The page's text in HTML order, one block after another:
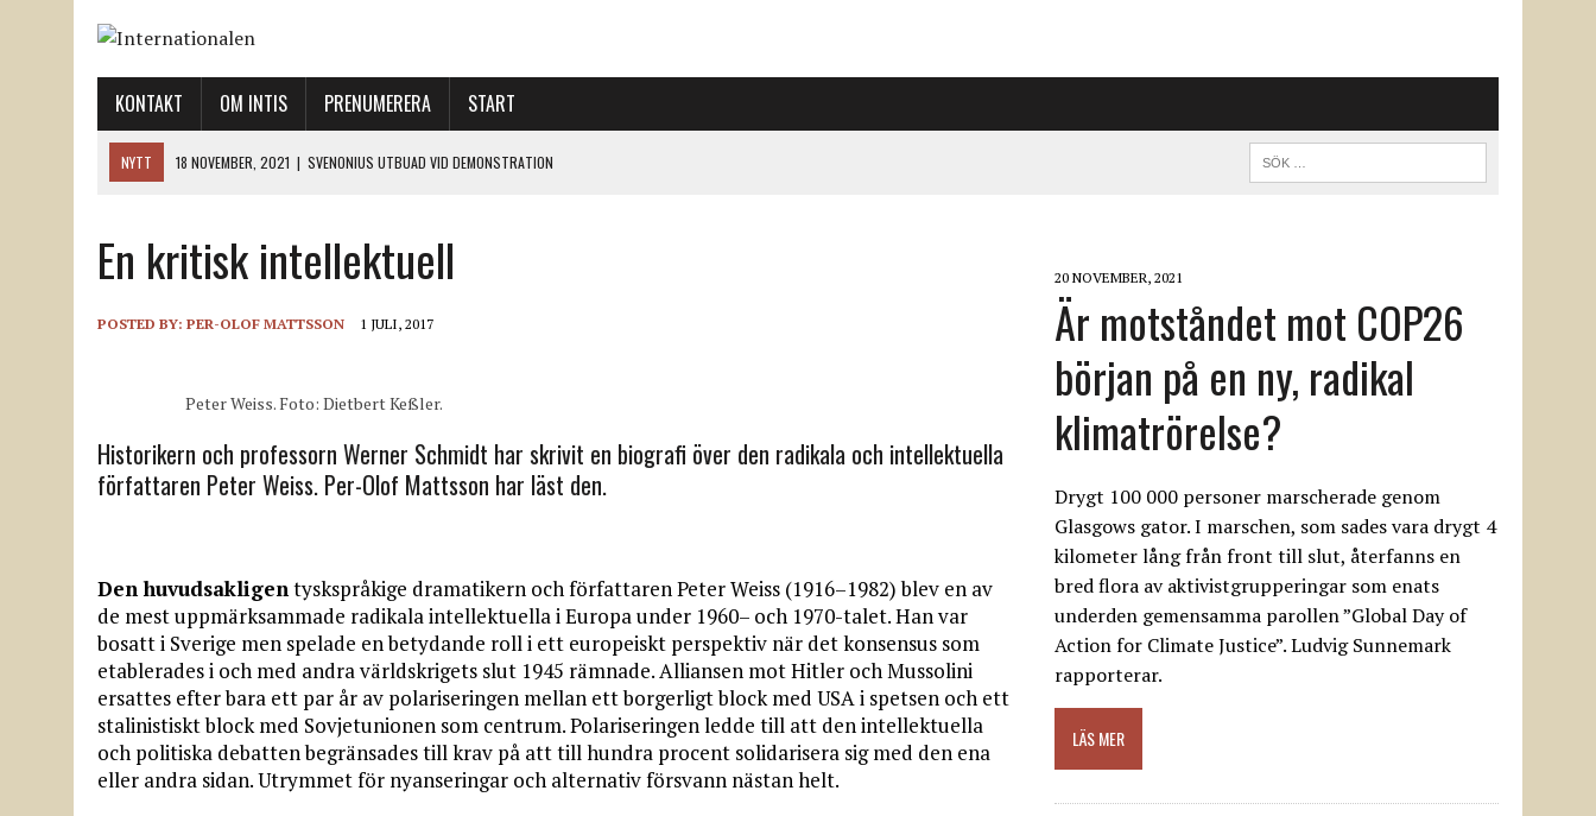
KONTAKT OM INTIS PRENUMERERA START
NYTT 18 NOVEMBER, 2021 | SVENONIUS UTBUAD VID DEMONSTRATION
12 NOVEMBER, 2021
ETT STEG TILL VÄNSTER OCH TVÅ TILL HÖGER PÅ RIGGAD S-KONGRESS
12 NOVEMBER, 2021 |
NÄR DE DÖDA TAR SIG RÖST
12 NOVEMBER, 2021 | ”SVENSKA FACKFÖRBUND BEHÖVER SKÄRPA SITT KLIMATARBETE REJÄLT”
En kritisk intellektuell
POSTED BY: PER-OLOF MATTSSON 1 JULI, 2017
Peter Weiss. Foto: Dietbert Keßler.
Historikern och professorn Werner Schmidt har skrivit en biografi över den radikala och intellektuella
författaren Peter Weiss. Per-Olof Mattsson har läst den.
Den huvudsakligentyskspråkige dramatikern och författaren Peter Weiss (1916–1982) blev en av
de mest uppmärksammade radikala intellektuella i Europa under 1960– och 1970-talet. Han var
bosatt i Sverige men spelade en betydande roll i ett europeiskt perspektiv när det konsensus som
etablerades i och med andra världskrigets slut 1945 rämnade. Alliansen mot Hitler och Mussolini
ersattes efter bara ett par år av polariseringen mellan ett borgerligt block med USA i spetsen och ett
stalinistiskt block med Sovjetunionen som centrum. Polariseringen ledde till att den intellektuella
och politiska debatten begränsades till krav på att till hundra procent solidarisera sig med den ena
eller andra sidan. Utrymmet för nyanseringar och alternativ försvann nästan helt.
20 NOVEMBER, 2021
Är motståndet mot COP26
början på en ny, radikal
klimatrörelse?
Drygt 100 000 personer marscherade genom
Glasgows gator. I marschen, som sades vara drygt 4
kilometer lång från front till slut, återfanns en
bred flora av aktivistgrupperingar som enats
underden gemensamma parollen ”Global Day of
Action for Climate Justice”. Ludvig Sunnemark
rapporterar.
LÄS MER